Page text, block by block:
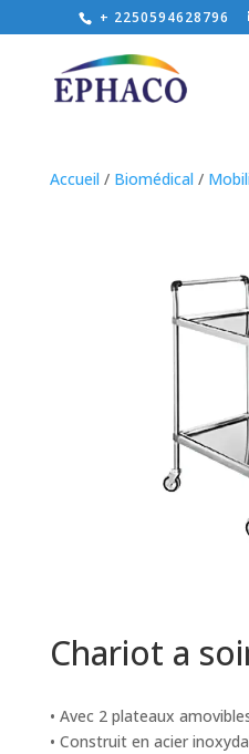
+ 2250594628796
Accueil / Biomédical /
Chariot a
• Avec 2 plateaux
• Construit en acier